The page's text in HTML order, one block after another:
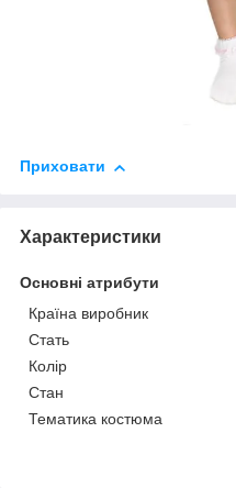
Приховати
Характеристики
Основні атрибути
Країна виробник
Стать
Колір
Стан
Тематика костюма